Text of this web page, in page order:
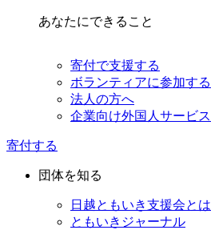
あなたにできること
寄付で支援する
ボランティアに参加する
法人の方へ
企業向け外国人サービス
寄付する
団体を知る
日越ともいき支援会とは
ともいきジャーナル